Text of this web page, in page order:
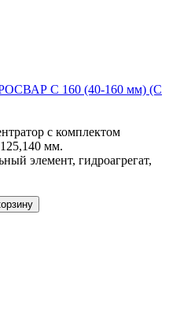
С 160 (40-160 мм) (C
с комплектом
мм.
элемент, гидроагрегат,